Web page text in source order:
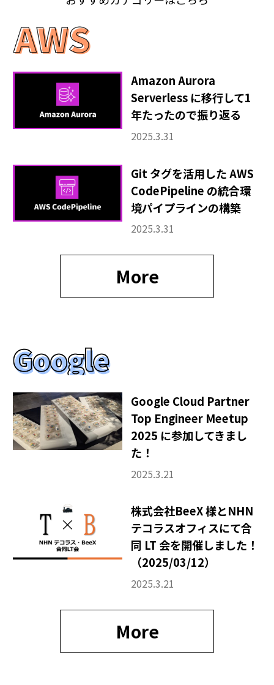
More
Amazon Aurora
Serverless に移行して1
年たったので振り返る
2025.3.31
Git タグを活用した AWS
CodePipeline の統合環
境パイプラインの構築
2025.3.31
More
Google Cloud Partner
Top Engineer Meetup
2025 に参加してきまし
た！
2025.3.21
株式会社BeeX 様とNHN
テコラスオフィスにて合
同 LT 会を開催しました！
（2025/03/12）
2025.3.21